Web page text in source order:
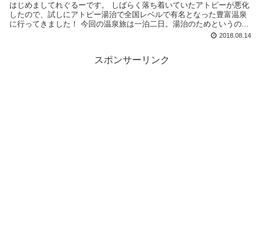
はじめましてれぐるーです。 しばらく落ち着いていたアトピーが悪化
したので、試しにアトピー湯治で全国レベルで有名となった豊富温泉
に行ってきました！ 今回の温泉旅は一泊二日。湯治のためというの...
2018.08.14
スポンサーリンク